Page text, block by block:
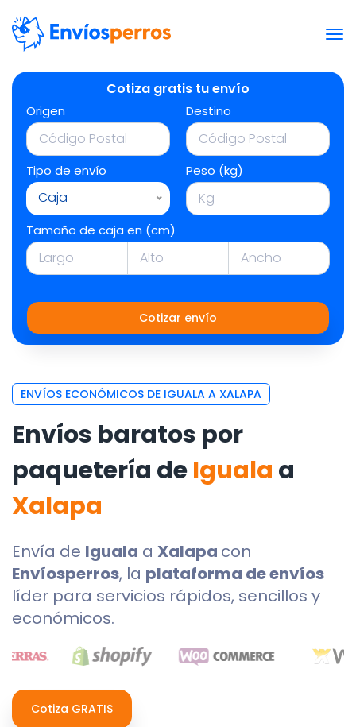
Cotiza gratis tu envío
Origen Destino
Tipo de envío
Caja
Peso (kg)
Tamaño de caja en (cm)
Cotizar envío
ENVÍOS ECONÓMICOS DE IGUALA A XALAPA
Envíos baratos por
paquetería deIguala a
Xalapa
Envía de Iguala a Xalapa con
Envíosperros, la plataforma de envíos
líder para servicios rápidos, sencillos y
económicos.
Cotiza GRATIS